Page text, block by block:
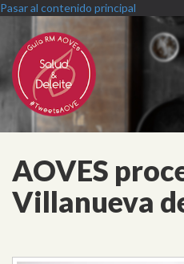
Pasar al contenido principal
AOVES
Villanueva